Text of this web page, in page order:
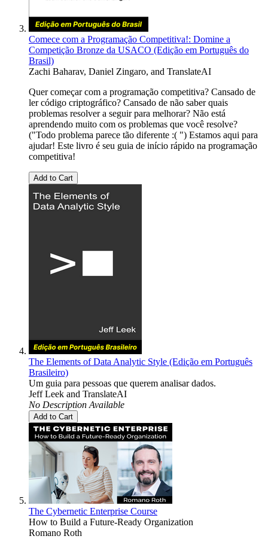
Comece com a Programação Competitiva!: Domine a
Competição Bronze da USACO (Edição em Português do
Brasil)
Zachi Baharav, Daniel Zingaro, and TranslateAI
Quer começar com a programação competitiva? Cansado de
ler código criptográfico? Cansado de não saber quais
problemas resolver a seguir para melhorar? Não está
aprendendo muito com os problemas que você resolve?
("Todo problema parece tão diferente :( ") Estamos aqui para
ajudar! Este livro é seu guia de início rápido na programação
competitiva!
Add to Cart
The Elements of Data Analytic Style (Edição em Português
Brasileiro)
Um guia para pessoas que querem analisar dados.
Jeff Leek and TranslateAI
No Description Available
Add to Cart
The Cybernetic Enterprise Course
How to Build a Future-Ready Organization
Romano Roth